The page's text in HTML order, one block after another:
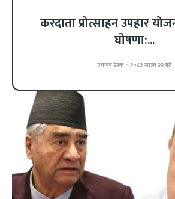
करदाता प्रोत्साहन उपहार
घोषणा:...
एकपत्र डेस्क - २०८३ साउन २२ गते